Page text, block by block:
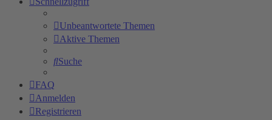
Unbeantwortete Themen
Aktive Themen
Suche
FAQ
Anmelden
Registrieren